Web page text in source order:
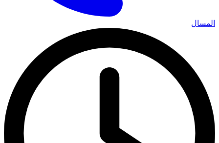
المسال